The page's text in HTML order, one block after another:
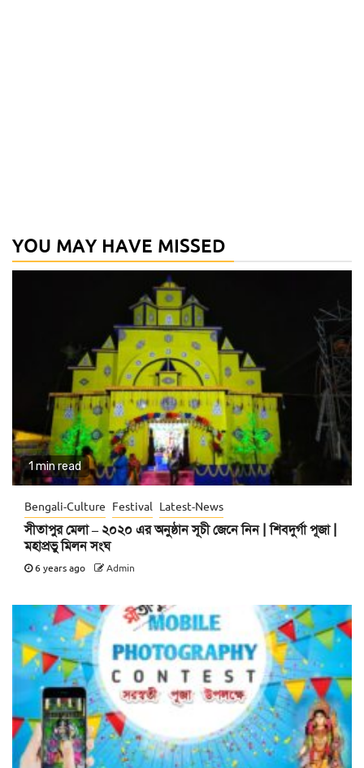
YOU MAY HAVE MISSED
1 min read
Bengali-Culture Festival Latest-News
সীতাপুর মেলা – ২০২০ এর অনুষ্ঠান সূচী জেনে নিন | শিবদুর্গা পূজা |
মহাপ্রভু মিলন সংঘ
6 years ago Admin